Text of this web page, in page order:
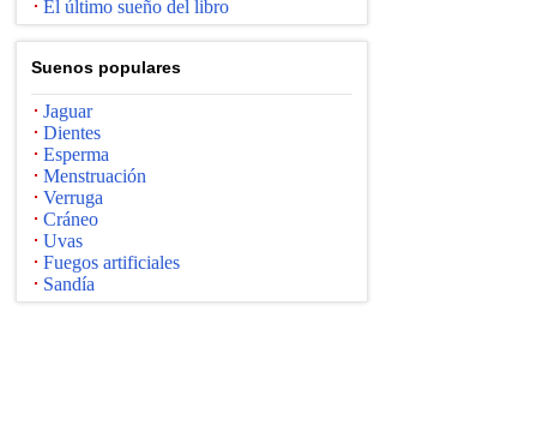
El último sueño del libro
Suenos populares
Jaguar
Dientes
Esperma
Menstruación
Verruga
Cráneo
Uvas
Fuegos artificiales
Sandía